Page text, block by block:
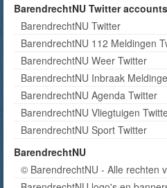
BarendrechtNU Twitter accounts
BarendrechtNU Twitter
BarendrechtNU 112 Meldingen
BarendrechtNU Weer Twitter
BarendrechtNU Inbraak
BarendrechtNU Agenda Twitter
BarendrechtNU Vliegtuigen
BarendrechtNU Sport Twitter
BarendrechtNU
© BarendrechtNU - Alle rechten